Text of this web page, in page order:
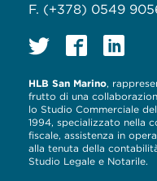
F. (+378) 0549
HLB San Marino,
frutto di una
lo Studio Commerciale
1994, specializzato nella
fiscale, assistenza in
alla tenuta della
Studio Legale e Notarile.